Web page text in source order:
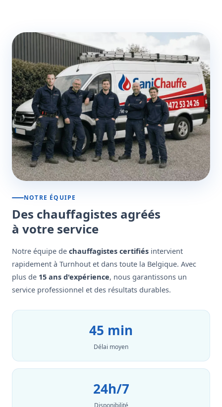
NOTRE ÉQUIPE
Des chauffagistes agréés
à votre service
Notre équipe de chauffagistes certifiés intervient
rapidement à Turnhout et dans toute la Belgique. Avec
plus de 15 ans d'expérience, nous garantissons un
service professionnel et des résultats durables.
45 min
Délai moyen
24h/7
Disponibilité